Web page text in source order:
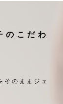
のこだわ
そのままジェ